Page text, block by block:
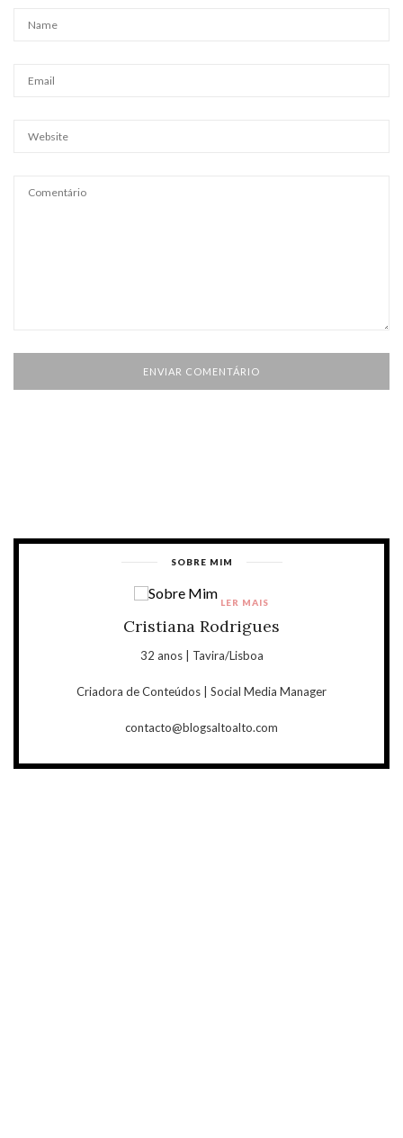
SOBRE MIM
Cristiana Rodrigues
32 anos | Tavira/Lisboa
Criadora de Conteúdos | Social Media Manager
contacto@blogsaltoalto.com
LER MAIS